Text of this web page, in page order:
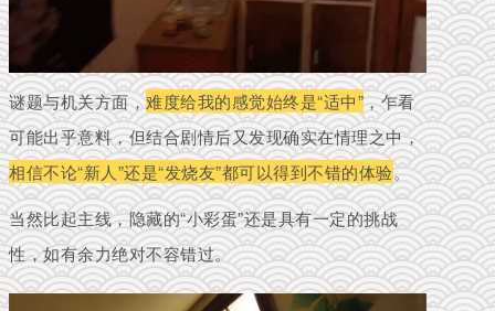
谜题与机关方面，难度给我的感觉始终是“适中”，乍看
可能出乎意料，但结合剧情后又发现确实在情理之中，
相信不论“新人”还是“发烧友”都可以得到不错的体验。
当然比起主线，隐藏的“小彩蛋”还是具有一定的挑战
性，如有余力绝对不容错过。